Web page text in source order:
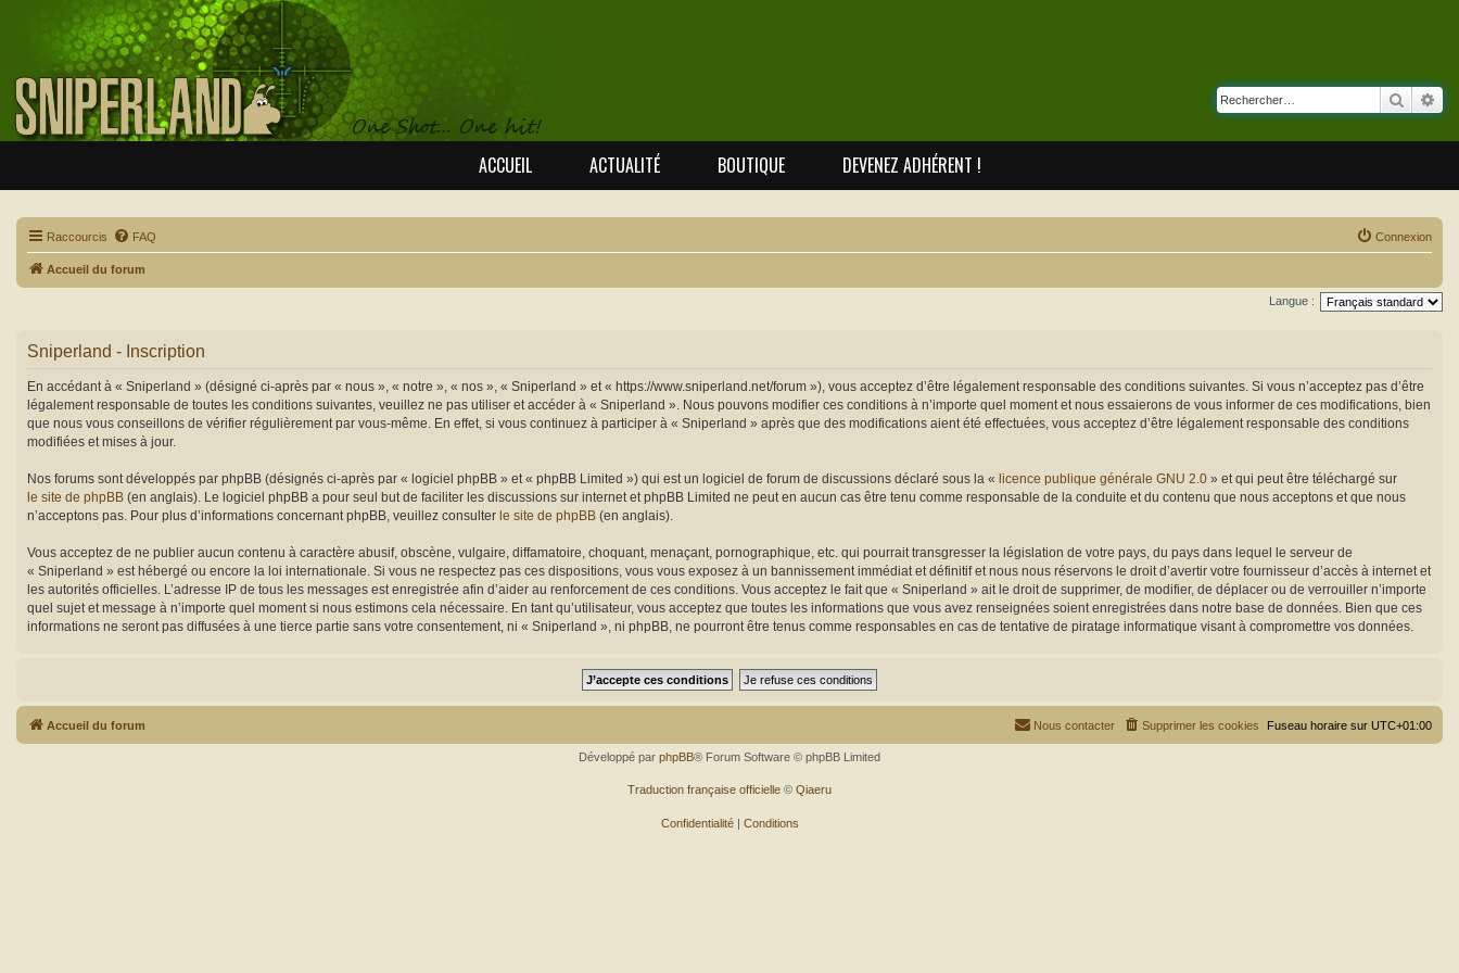
ACCUEIL ACTUALITÉ BOUTIQUE DEVENEZ ADHÉRENT !
Raccourcis FAQ Connexion
Accueil du forum
Langue :
Sniperland - Inscription
En accédant à « Sniperland » (désigné ci-après par « nous », « notre », « nos », « Sniperland » et « https://www.sniperland.net/forum »), vous acceptez d’être légalement responsable des conditions suivantes. Si vous n’acceptez pas d’être
légalement responsable de toutes les conditions suivantes, veuillez ne pas utiliser et accéder à « Sniperland ». Nous pouvons modifier ces conditions à n’importe quel moment et nous essaierons de vous informer de ces modifications, bien
que nous vous conseillons de vérifier régulièrement par vous-même. En effet, si vous continuez à participer à « Sniperland » après que des modifications aient été effectuées, vous acceptez d’être légalement responsable des conditions
modifiées et mises à jour.
Nos forums sont développés par phpBB (désignés ci-après par « logiciel phpBB » et « phpBB Limited ») qui est un logiciel de forum de discussions déclaré sous la « licence publique générale GNU 2.0 » et qui peut être téléchargé sur
le site de phpBB (en anglais). Le logiciel phpBB a pour seul but de faciliter les discussions sur internet et phpBB Limited ne peut en aucun cas être tenu comme responsable de la conduite et du contenu que nous acceptons et que nous
n’acceptons pas. Pour plus d’informations concernant phpBB, veuillez consulter le site de phpBB (en anglais).
Vous acceptez de ne publier aucun contenu à caractère abusif, obscène, vulgaire, diffamatoire, choquant, menaçant, pornographique, etc. qui pourrait transgresser la législation de votre pays, du pays dans lequel le serveur de
« Sniperland » est hébergé ou encore la loi internationale. Si vous ne respectez pas ces dispositions, vous vous exposez à un bannissement immédiat et définitif et nous nous réservons le droit d’avertir votre fournisseur d’accès à internet et
les autorités officielles. L’adresse IP de tous les messages est enregistrée afin d’aider au renforcement de ces conditions. Vous acceptez le fait que « Sniperland » ait le droit de supprimer, de modifier, de déplacer ou de verrouiller n’importe
quel sujet et message à n’importe quel moment si nous estimons cela nécessaire. En tant qu’utilisateur, vous acceptez que toutes les informations que vous avez renseignées soient enregistrées dans notre base de données. Bien que ces
informations ne seront pas diffusées à une tierce partie sans votre consentement, ni « Sniperland », ni phpBB, ne pourront être tenus comme responsables en cas de tentative de piratage informatique visant à compromettre vos données.
Accueil du forum Fuseau horaire sur UTC+01:00
Supprimer les cookies
Nous contacter
Développé par phpBB® Forum Software © phpBB Limited
Traduction française officielle © Qiaeru
Confidentialité| Conditions